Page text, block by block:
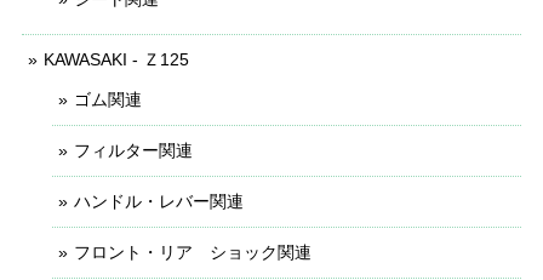
KAWASAKI - Ｚ125
ゴム関連
フィルター関連
ハンドル・レバー関連
フロント・リア ショック関連